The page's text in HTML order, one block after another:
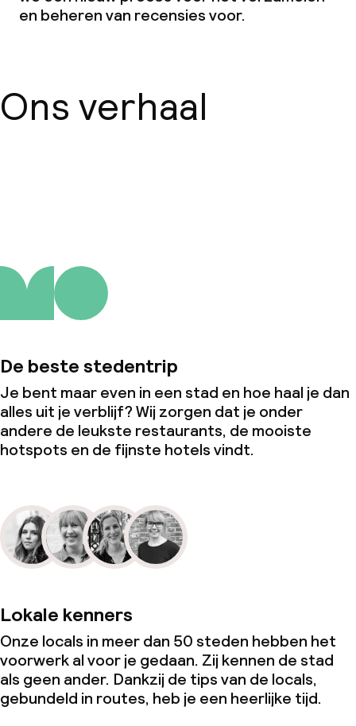
en beheren van recensies voor.
Ons verhaal
De beste stedentrip
Je bent maar even in een stad en hoe haal je dan
alles uit je verblijf? Wij zorgen dat je onder
andere de leukste restaurants, de mooiste
hotspots en de fijnste hotels vindt.
Lokale kenners
Onze locals in meer dan 50 steden hebben het
voorwerk al voor je gedaan. Zij kennen de stad
als geen ander. Dankzij de tips van de locals,
gebundeld in routes, heb je een heerlijke tijd.